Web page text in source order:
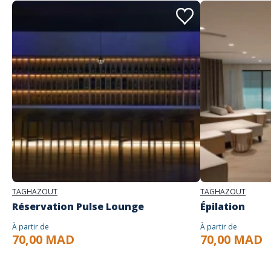
TAGHAZOUT
Réservation Pulse Lounge
À partir de
70,00 MAD
TAGHAZOUT
Épilation
À partir de
70,00 MAD